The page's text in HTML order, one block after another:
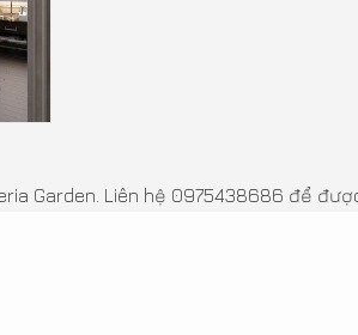
Garden. Liên hệ 0975438686 để